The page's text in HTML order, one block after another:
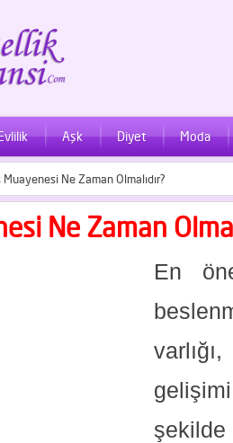
Aşk Diyet Moda
Muayenesi Ne Zaman Olmalıdır?
Ne Zaman
En